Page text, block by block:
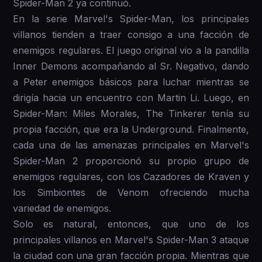
Spider-Man 2 ya continuó.
En la serie Marvel's Spider-Man, los principales
villanos tienden a traer consigo a una facción de
enemigos regulares. El juego original vio a la pandilla
Inner Demons acompañando al Sr. Negativo, dando
a Peter enemigos básicos para luchar mientras se
dirigía hacia un encuentro con Martin Li. Luego, en
Spider-Man: Miles Morales, The Tinkerer tenía su
propia facción, que era la Underground. Finalmente,
cada una de las amenazas principales en Marvel's
Spider-Man 2 proporcionó su propio grupo de
enemigos regulares, con los Cazadores de Kraven y
los Simbiontes de Venom ofreciendo mucha
variedad de enemigos.
Solo es natural, entonces, que uno de los
principales villanos en Marvel's Spider-Man 3 ataque
la ciudad con una gran facción propia. Mientras que